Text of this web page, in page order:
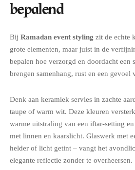
bepalend
Bij Ramadan event styling zit de echte
grote elementen, maar juist in de
bepalen hoe verzorgd en doordacht een
brengen samenhang, rust en een gevoel
Denk aan keramiek servies in zachte
taupe of warm wit. Deze kleuren
warme uitstraling van een iftar-setting
met linnen en kaarslicht. Glaswerk met
helder of licht getint – vangt het
elegante reflectie zonder te overheersen.